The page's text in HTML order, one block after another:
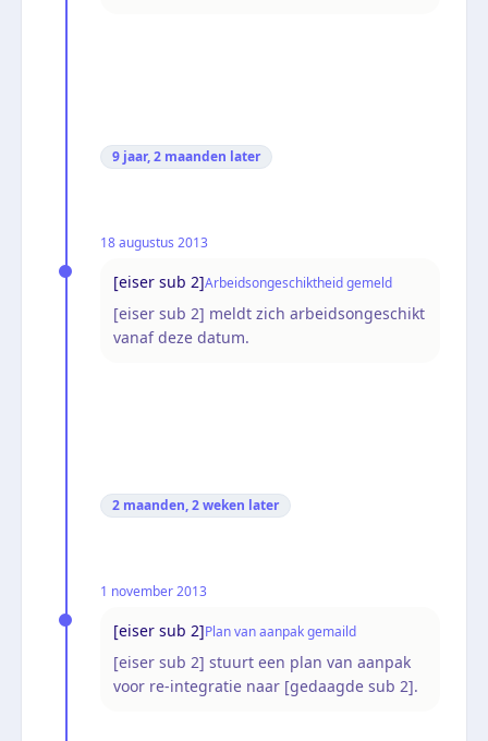
9 jaar, 2 maanden later
18 augustus 2013
[eiser sub 2]Arbeidsongeschiktheid gemeld
[eiser sub 2] meldt zich arbeidsongeschikt
vanaf deze datum.
2 maanden, 2 weken later
1 november 2013
[eiser sub 2]Plan van aanpak gemaild
[eiser sub 2] stuurt een plan van aanpak
voor re-integratie naar [gedaagde sub 2].